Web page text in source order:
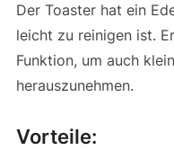
Der Toaster hat ein
leicht zu reinigen ist.
Funktion, um auch
herauszunehmen.
Vorteile: